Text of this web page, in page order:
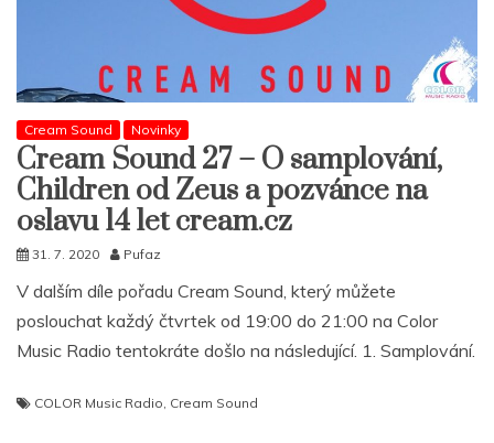
Cream Sound Novinky
Cream Sound 27 – O samplování,
Children od Zeus a pozvánce na
oslavu 14 let cream.cz
31. 7. 2020 Pufaz
V dalším díle pořadu Cream Sound, který můžete
poslouchat každý čtvrtek od 19:00 do 21:00 na Color
Music Radio tentokráte došlo na následující. 1. Samplování.
COLOR Music Radio, Cream Sound